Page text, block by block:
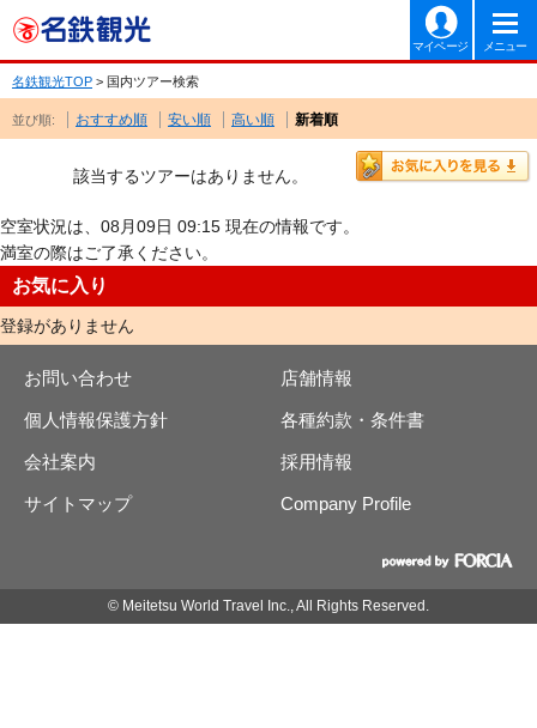
マイページ メニュー
名鉄観光TOP > 国内ツアー検索
並び順: おすすめ順 安い順 高い順 新着順
該当するツアーはありません。
空室状況は、08月09日 09:15 現在の情報です。
満室の際はご了承ください。
お気に入り
登録がありません
お問い合わせ 店舗情報
個人情報保護方針 各種約款・条件書
会社案内 採用情報
サイトマップ Company Profile
© Meitetsu World Travel Inc., All Rights Reserved.